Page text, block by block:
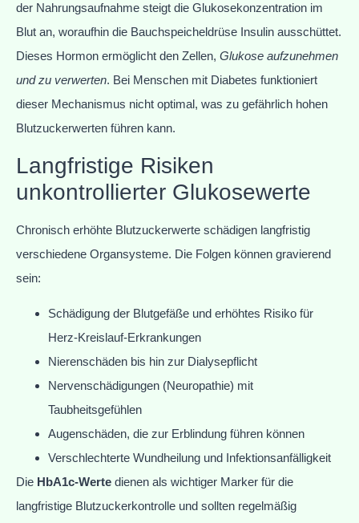
der Nahrungsaufnahme steigt die Glukosekonzentration im
Blut an, woraufhin die Bauchspeicheldrüse Insulin ausschüttet.
Dieses Hormon ermöglicht den Zellen, Glukose aufzunehmen
und zu verwerten. Bei Menschen mit Diabetes funktioniert
dieser Mechanismus nicht optimal, was zu gefährlich hohen
Blutzuckerwerten führen kann.
Langfristige Risiken
unkontrollierter Glukosewerte
Chronisch erhöhte Blutzuckerwerte schädigen langfristig
verschiedene Organsysteme. Die Folgen können gravierend
sein:
Schädigung der Blutgefäße und erhöhtes Risiko für
Herz-Kreislauf-Erkrankungen
Nierenschäden bis hin zur Dialysepflicht
Nervenschädigungen (Neuropathie) mit
Taubheitsgefühlen
Augenschäden, die zur Erblindung führen können
Verschlechterte Wundheilung und Infektionsanfälligkeit
Die HbA1c-Werte dienen als wichtiger Marker für die
langfristige Blutzuckerkontrolle und sollten regelmäßig